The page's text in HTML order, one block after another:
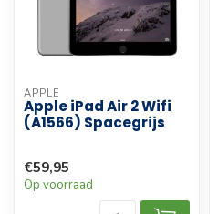
APPLE
Apple iPad Air 2 Wifi
(A1566) Spacegrijs
€59,95
Op voorraad